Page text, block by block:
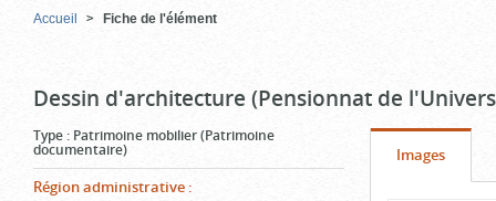
Accueil Fiche de l'élément
Dessin d'architecture (Pensionnat de
Type : Patrimoine mobilier (Patrimoine
documentaire)
Région administrative :
Onglet
Images(cliquer
pour